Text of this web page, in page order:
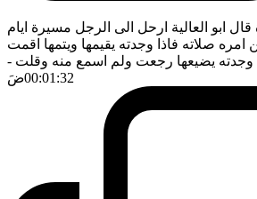
قال ابو العالية ارحل الى الرجل مسيرة ايام
امره صلاته فاذا وجدته يقيمها ويتمها اقمت
يضيعها رجعت ولم اسمع منه وقلت -
00:01:32ضَ